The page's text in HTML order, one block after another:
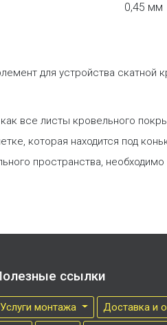
0,45 мм
для устройства скатной
все листы кровельного
которая находится под
пространства,
ссылки
Услуги монтажа
Доставка и